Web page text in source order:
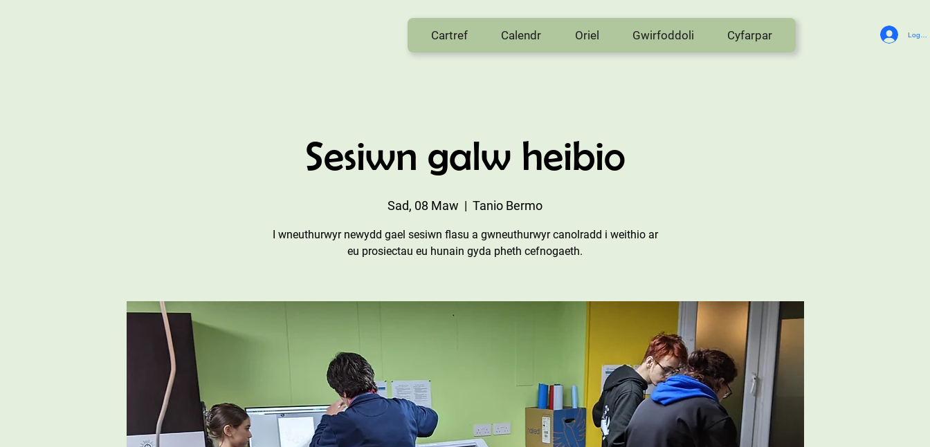
Cartref Calendr Oriel Gwirfoddoli Cyfarpar Log In
Sesiwn galw heibio
Sad, 08 Maw
  |
Tanio Bermo
I wneuthurwyr newydd gael sesiwn flasu a gwneuthurwyr canolradd i weithio ar
eu prosiectau eu hunain gyda pheth cefnogaeth.